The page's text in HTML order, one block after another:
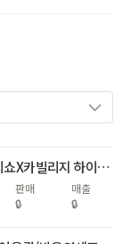
투머치쇼X카빌리지 하이브리드/전기차 특집!+10분 숏머치 수박특가?!
판매
🔒
매출
🔒